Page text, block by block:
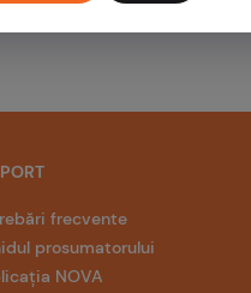
frecvente
prosumatorului
NOVA